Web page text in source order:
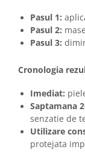
Pasul 1:
Pasul 2:
Pasul 3:
Cronologia
Imediat:
Saptamana
senzatie de
Utilizare
protejata